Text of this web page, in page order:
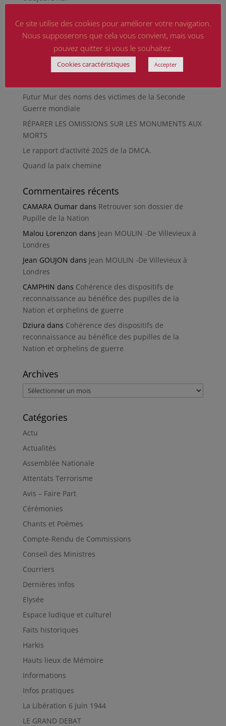
Seconde Guerre mondiale, à Moussey ?
La revue « Entre les lignes » éditée par l’équipe du
musée de Besançon
HIROSHIMA
Futur Mur des noms des victimes de la Seconde
Guerre mondiale
RÉPARER LES OMISSIONS SUR LES MONUMENTS AUX
MORTS
Le rapport d’activité 2025 de la DMCA.
Quand la paix chemine
Commentaires récents
CAMARA Oumardans Retrouver son dossier de
Pupille de la Nation
Malou Lorenzon dans Jean MOULIN -De Villevieux à
Londres
Jean GOUJON dans Jean MOULIN -De Villevieux à
Londres
CAMPHIN dans Cohérence des dispositifs de
reconnaissance au bénéfice des pupilles de la
Nation et orphelins de guerre
Dziura dans Cohérence des dispositifs de
reconnaissance au bénéfice des pupilles de la
Nation et orphelins de guerre
Archives
Archives
Catégories
Actu
Actualités
Assemblée Nationale
Attentats Terrorisme
Avis – Faire Part
Cérémonies
Chants et Poèmes
Compte-Rendu de Commissions
Conseil des Ministres
Courriers
Dernières infos
Elysée
Espace ludique et culturel
Faits historiques
Harkis
Hauts lieux de Mémoire
Informations
Infos pratiques
La Libération 6 juin 1944
LE GRAND DEBAT
Ce site utilise des cookies pour améliorer votre navigation.
Nous supposerons que cela vous convient, mais vous
pouvez quitter si vous le souhaitez.
Cookies caractéristiques Accepter